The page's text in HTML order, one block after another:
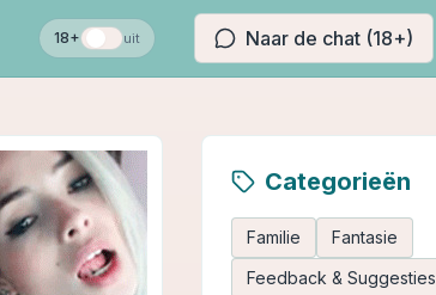
18+ uit Naar de chat (18+)
Categorieën
Familie
Fantasie
Feedback & Suggesties